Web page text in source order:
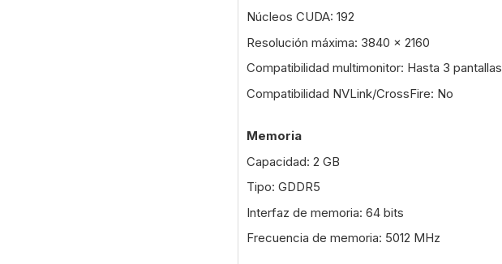
Núcleos CUDA: 192
Resolución máxima: 3840 x 2160
Compatibilidad multimonitor: Hasta 3 pantallas
Compatibilidad NVLink/CrossFire: No
Memoria
Capacidad: 2 GB
Tipo: GDDR5
Interfaz de memoria: 64 bits
Frecuencia de memoria: 5012 MHz